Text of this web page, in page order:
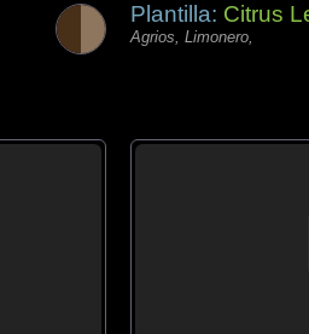
Plantilla: Citrus
Agrios, Limonero,